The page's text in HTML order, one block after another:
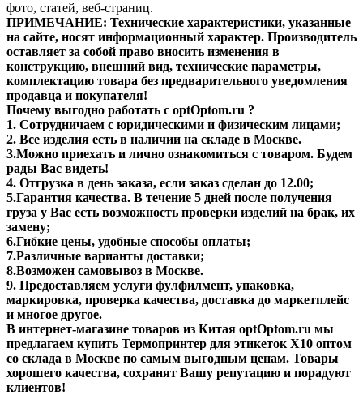
фото, статей, веб-страниц.
ПРИМЕЧАНИЕ: Технические характеристики, указанные
на сайте, носят информационный характер. Производитель
оставляет за собой право вносить изменения в
конструкцию, внешний вид, технические параметры,
комплектацию товара без предварительного уведомления
продавца и покупателя!
Почему выгодно работать с optOptom.ru ?
1. Сотрудничаем с юридическими и физическим лицами;
2. Все изделия есть в наличии на складе в Москве.
3.Можно приехать и лично ознакомиться с товаром. Будем
рады Вас видеть!
4. Отгрузка в день заказа, если заказ сделан до 12.00;
5.Гарантия качества. В течение 5 дней после получения
груза у Вас есть возможность проверки изделий на брак, их
замену;
6.Гибкие цены, удобные способы оплаты;
7.Различные варианты доставки;
8.Возможен самовывоз в Москве.
9. Предоставляем услуги фулфилмент, упаковка,
маркировка, проверка качества, доставка до маркетплейс
и многое другое.
В интернет-магазине товаров из Китая optOptom.ru мы
предлагаем купить Термопринтер для этикеток X10 оптом
со склада в Москве по самым выгодным ценам. Товары
хорошего качества, сохранят Вашу репутацию и порадуют
клиентов!